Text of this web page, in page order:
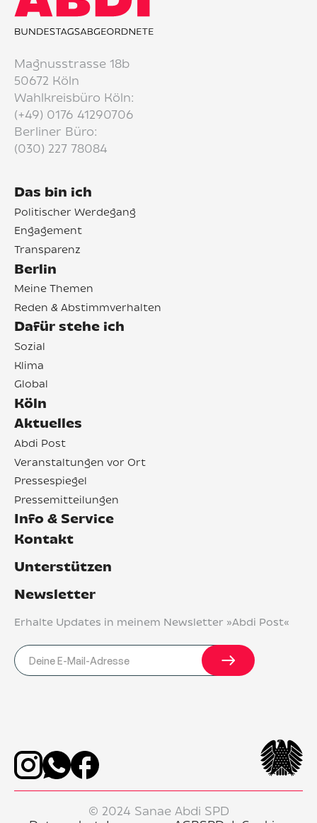
Magnusstrasse 18b
50672 Köln
Wahlkreisbüro Köln:
(+49) 0176 41290706
Berliner Büro:
(030) 227 78084
Das bin ich
Politischer Werdegang
Engagement
Transparenz
Berlin
Meine Themen
Reden & Abstimmverhalten
Dafür stehe ich
Sozial
Klima
Global
Köln
Newsletter
Erhalte Updates in meinem Newsletter »Abdi Post«
Aktuelles
Abdi Post
Veranstaltungen vor Ort
Pressespiegel
Pressemitteilungen
Info & Service
Kontakt
Unterstützen
© 2024 Sanae Abdi SPD